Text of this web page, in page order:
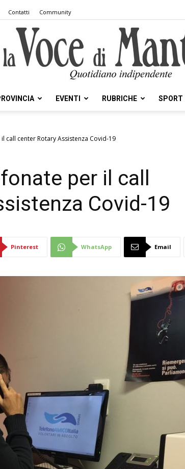
Contatti Community
Voce
EVENTI RUBRICHE SPORT
call center Rotary Assistenza Covid-19
per il call
Covid-19
Pinterest WhatsApp Email